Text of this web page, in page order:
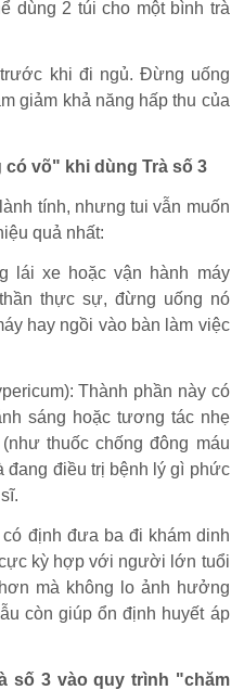
dùng 2 túi cho một bình trà
khi đi ngủ. Đừng uống
giảm khả năng hấp thu của
võ" khi dùng Trà số 3
tính, nhưng tui vẫn muốn
quả nhất:
lái xe hoặc vận hành máy
thực sự, đừng uống nó
hay ngồi vào bàn làm việc
Thành phần này có
sáng hoặc tương tác nhẹ
thuốc chống đông máu
đang điều trị bệnh lý gì phức
định đưa ba đi khám dinh
kỳ hợp với người lớn tuổi
mà không lo ảnh hưởng
còn giúp ổn định huyết áp
số 3 vào quy trình "chăm